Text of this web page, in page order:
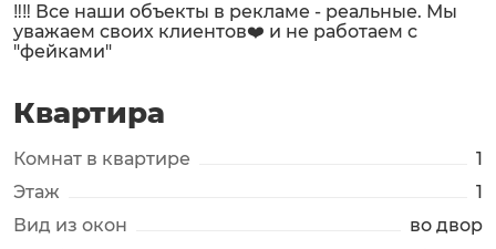
‼️‼️ Все наши объекты в рекламе - реальные. Мы
уважаем своих клиентов❤️ и не работаем с
"фейками"
Квартира
Комнат в квартире
1
Этаж
1
Вид из окон
во двор